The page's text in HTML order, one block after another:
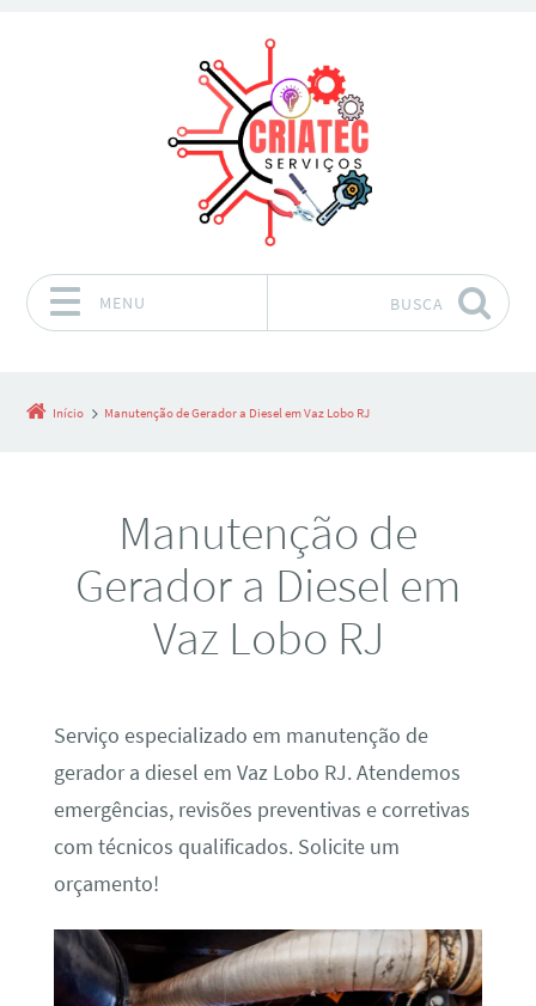
MENU BUSCA
Início Manutenção de Gerador a Diesel em Vaz Lobo RJ
Manutenção de
Gerador a Diesel em
Vaz Lobo RJ
Serviço especializado em manutenção de
gerador a diesel em Vaz Lobo RJ. Atendemos
emergências, revisões preventivas e corretivas
com técnicos qualificados. Solicite um
orçamento!